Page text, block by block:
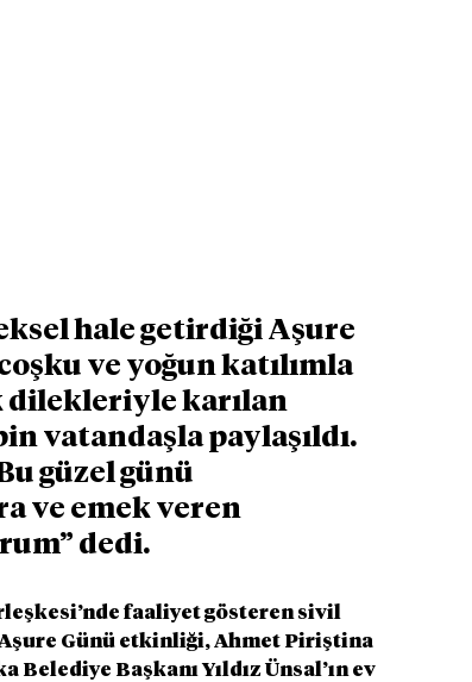
hale getirdiği Aşure
ve yoğun katılımla
dilekleriyle karılan
vatandaşla paylaşıldı.
güzel günü
ve emek veren
dedi.
faaliyet gösteren sivil
Günü etkinliği, Ahmet Piriştina
Başkanı Yıldız Ünsal’ın ev